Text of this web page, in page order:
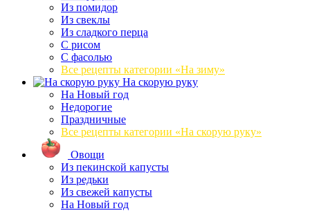
Из помидор
Из свеклы
Из сладкого перца
С рисом
С фасолью
Все рецепты категории «На зиму»
На скорую руку
На Новый год
Недорогие
Праздничные
Все рецепты категории «На скорую руку»
Овощи
Из пекинской капусты
Из редьки
Из свежей капусты
На Новый год